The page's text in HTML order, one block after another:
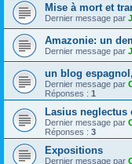
Mise à mort et
Dernier message par
Amazonie: un
Dernier message par
un blog
Dernier message par
Réponses : 1
Lasius neglectus
Dernier message par
Réponses : 3
Expositions
Dernier message par